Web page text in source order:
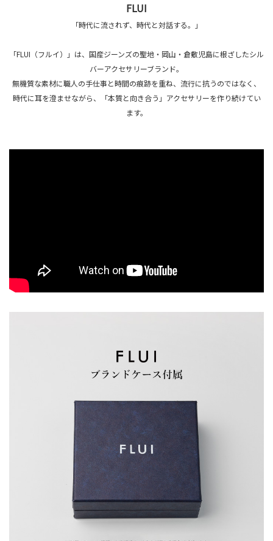
FLUI
「時代に流されず、時代と対話する。」
「FLUI（フルイ）」は、国産ジーンズの聖地・岡山・倉敷児島に根ざしたシル
バーアクセサリーブランド。
無機質な素材に職人の手仕事と時間の痕跡を重ね、流行に抗うのではなく、
時代に耳を澄ませながら、「本質と向き合う」アクセサリーを作り続けてい
ます。